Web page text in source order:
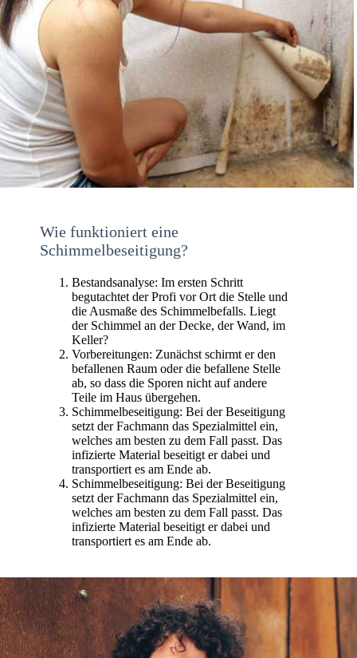
Wie funktioniert eine
Schimmelbeseitigung?
Bestandsanalyse: Im ersten Schritt
begutachtet der Profi vor Ort die Stelle und
die Ausmaße des Schimmelbefalls. Liegt
der Schimmel an der Decke, der Wand, im
Keller?
Vorbereitungen: Zunächst schirmt er den
befallenen Raum oder die befallene Stelle
ab, so dass die Sporen nicht auf andere
Teile im Haus übergehen.
Schimmelbeseitigung: Bei der Beseitigung
setzt der Fachmann das Spezialmittel ein,
welches am besten zu dem Fall passt. Das
infizierte Material beseitigt er dabei und
transportiert es am Ende ab.
Schimmelbeseitigung: Bei der Beseitigung
setzt der Fachmann das Spezialmittel ein,
welches am besten zu dem Fall passt. Das
infizierte Material beseitigt er dabei und
transportiert es am Ende ab.